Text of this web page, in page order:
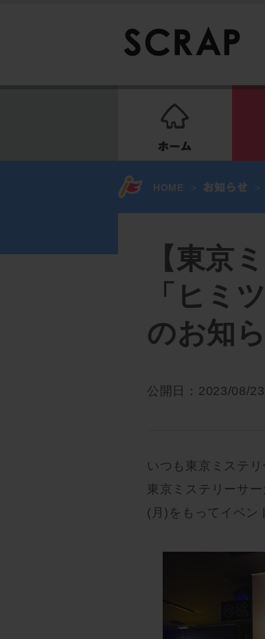
HOME > >
【東京
「ヒミ
のお知
公開日：2023/08/23
いつも東京ミステ
東京ミステリーサ
(月)をもってイベン